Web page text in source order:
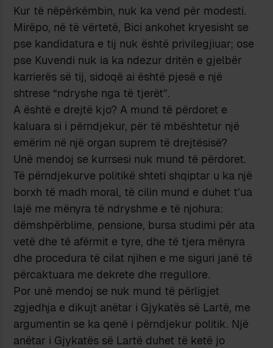
Kur të nëpërkëmbin, nuk ka vend për modesti.
Mirëpo, në të vërtetë, Bici ankohet kryesisht se
pse kandidatura e tij nuk është privilegjiuar; ose
pse Kuvendi nuk ia ka ndezur dritën e gjelbër
karrierës së tij, sidoqë ai është pjesë e një
shtrese “ndryshe nga të tjerët”.
A është e drejtë kjo? A mund të përdoret e
kaluara si i përndjekur, për të mbështetur një
emërim në një organ suprem të drejtësisë?
Unë mendoj se kurrsesi nuk mund të përdoret.
Të përndjekurve politikë shteti shqiptar u ka një
borxh të madh moral, të cilin mund e duhet t’ua
lajë me mënyra të ndryshme e të njohura:
dëmshpërblime, pensione, bursa studimi për ata
vetë dhe të afërmit e tyre, dhe të tjera mënyra
dhe procedura të cilat njihen e me siguri janë të
përcaktuara me dekrete dhe rregullore.
Por unë mendoj se nuk mund të përligjet
zgjedhja e dikujt anëtar i Gjykatës së Lartë, me
argumentin se ka qenë i përndjekur politik. Një
anëtar i Gjykatës së Lartë duhet të ketë jo